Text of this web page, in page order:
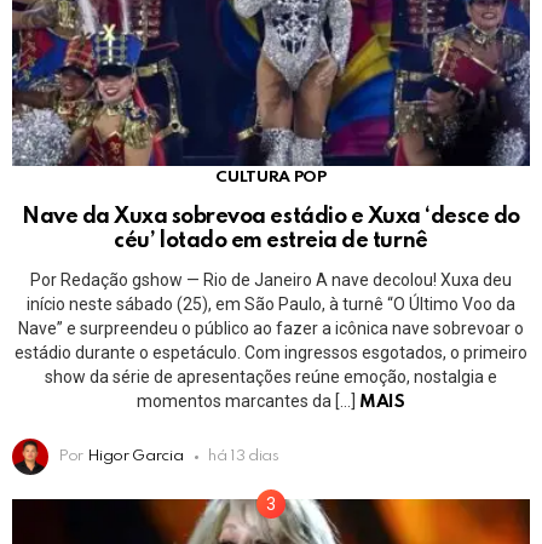
CULTURA POP
Nave da Xuxa sobrevoa estádio e Xuxa ‘desce do
céu’ lotado em estreia de turnê
Por Redação gshow — Rio de Janeiro A nave decolou! Xuxa deu
início neste sábado (25), em São Paulo, à turnê “O Último Voo da
Nave” e surpreendeu o público ao fazer a icônica nave sobrevoar o
estádio durante o espetáculo. Com ingressos esgotados, o primeiro
show da série de apresentações reúne emoção, nostalgia e
momentos marcantes da […]
MAIS
Por Higor Garcia há 13 dias